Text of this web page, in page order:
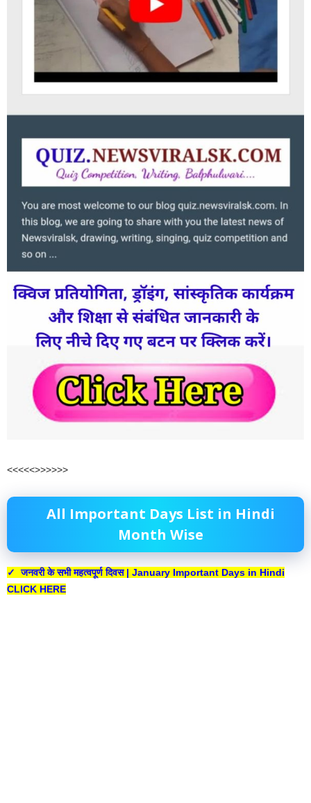
<<<<<>>>>>>
All Important Days List in Hindi
Month Wise
✓ जनवरी के सभी महत्वपूर्ण दिवस | January Important Days in Hindi
CLICK HERE